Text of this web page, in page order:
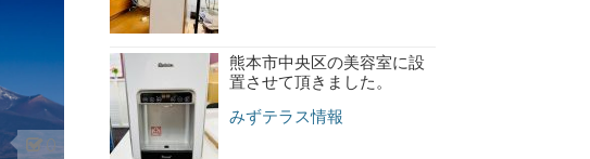
0
熊本市中央区の美容室に設
置させて頂きました。
みずテラス情報